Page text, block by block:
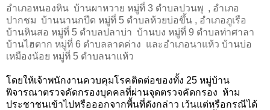
อําเภอหนองหิน บ้านผาหวาย หมู่ที่ 3 ตําบลปวนพุ , อําเภอ
ปากชม บ้านนานกปีด หมู่ที่ 5 ตําบลห้วยบ่อขึ้น , อําเภอภูเรือ
บ้านหินสอ หมู่ที่ 5 ตําบลปลาบ่า บ้านบง หมู่ที่ 9 ตําบลท่าศาลา
บ้านไฮตาก หมู่ที่ 6 ตําบลลาดค่าง และอําเภอนาแห้ว บ้านบ่อ
เหมืองน้อย หมู่ที่ 5 ตําบลนาแห้ว
โดยให้เจ้าพนักงานควบคุมโรคติดต่อของทั้ง 25 หมู่บ้าน
พิจารณาตรวจคัดกรองบุคคลที่ผ่านจุดตรวจคัดกรอง ห้าม
ประชาชนเข้าไปหรือออกจากพื้นที่ดังกล่าว เว้นแต่หรือกรณีได้